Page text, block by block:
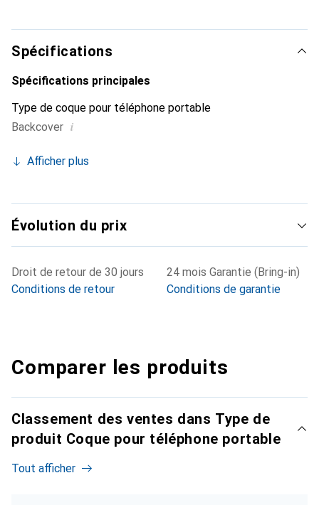
haute qualité, la marque Noreve est un choix fiable pour
une clientèle exigeante.
Spécifications
Spécifications principales
Type de coque pour téléphone portable
Backcover i
Afficher plus
Évolution du prix
Droit de retour de 30 jours
Conditions de retour
24 mois Garantie (Bring-in)
Conditions de garantie
Comparer les produits
Classement des ventes dans Type de
produit Coque pour téléphone portable
Tout afficher